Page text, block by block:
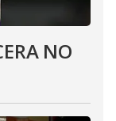
NO